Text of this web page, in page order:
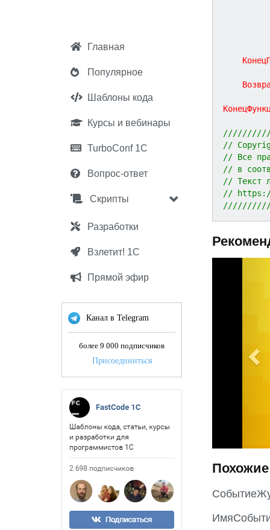
Главная
Популярное
Шаблоны кода
Курсы и вебинары
TurboConf 1С
Вопрос-ответ
Скрипты
Разработки
Взлетит! 1С
Прямой эфир
Канал в Telegram
более 9 000 подписчиков
Присоединиться
//
// Все
// в
// Текст
// https://
o
u